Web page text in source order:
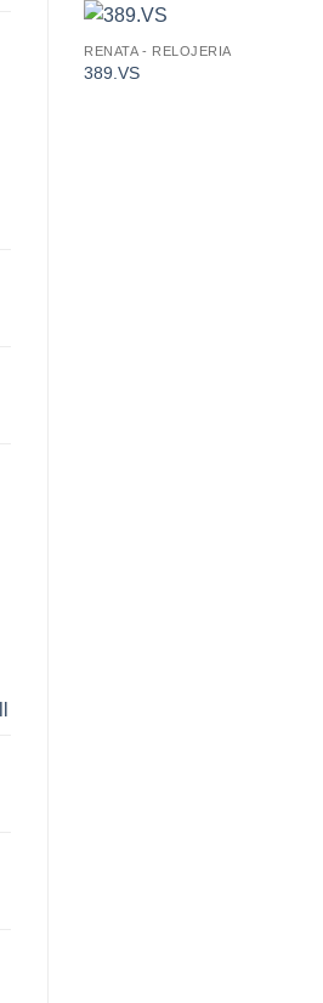
RENATA - RELOJERIA
389.VS